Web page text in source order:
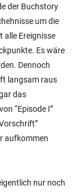
der Buchstory
um die
alle Ereignisse
Es wäre
Dennoch
langsam raus
das
“Episode I”
aufkommen
nur noch